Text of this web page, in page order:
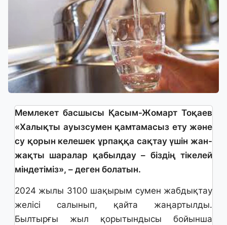
Мемлекет басшысы Қасым-Жомарт Тоқаев
«Халықты ауызсумен қамтамасыз ету және
су қорын келешек ұрпаққа сақтау үшін жан-
жақты шаралар қабылдау – біздің тікелей
міндетіміз», – деген болатын.
2024 жылы 3100 шақырым сумен жабдықтау
желісі салынып, қайта жаңартылды.
Былтырғы жыл қорытындысы бойынша